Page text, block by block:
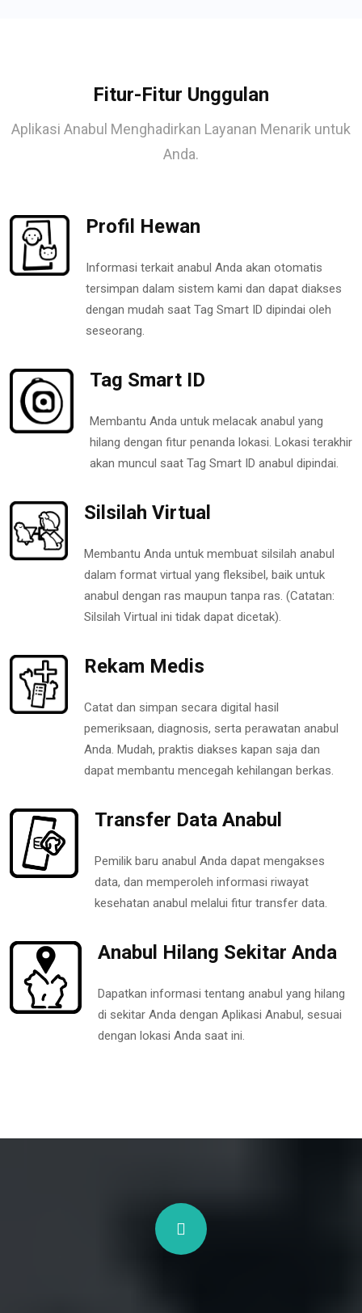
Fitur-Fitur Unggulan
Aplikasi Anabul Menghadirkan Layanan Menarik untuk
Anda.
Profil Hewan
Informasi terkait anabul Anda akan otomatis
tersimpan dalam sistem kami dan dapat diakses
dengan mudah saat Tag Smart ID dipindai oleh
seseorang.
Tag Smart ID
Membantu Anda untuk melacak anabul yang
hilang dengan fitur penanda lokasi. Lokasi terakhir
akan muncul saat Tag Smart ID anabul dipindai.
Silsilah Virtual
Membantu Anda untuk membuat silsilah anabul
dalam format virtual yang fleksibel, baik untuk
anabul dengan ras maupun tanpa ras. (Catatan:
Silsilah Virtual ini tidak dapat dicetak).
Rekam Medis
Catat dan simpan secara digital hasil
pemeriksaan, diagnosis, serta perawatan anabul
Anda. Mudah, praktis diakses kapan saja dan
dapat membantu mencegah kehilangan berkas.
Transfer Data Anabul
Pemilik baru anabul Anda dapat mengakses
data, dan memperoleh informasi riwayat
kesehatan anabul melalui fitur transfer data.
Anabul Hilang Sekitar Anda
Dapatkan informasi tentang anabul yang hilang
di sekitar Anda dengan Aplikasi Anabul, sesuai
dengan lokasi Anda saat ini.